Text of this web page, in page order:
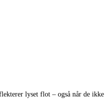
lyset flot – også når de ikke